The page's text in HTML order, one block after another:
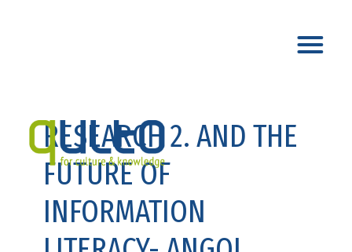
RESEARCH 2. AND THE
FUTURE OF
INFORMATION